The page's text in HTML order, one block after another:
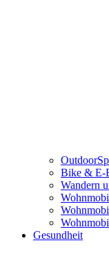
Bike & E-
Wandern
Gesundheit